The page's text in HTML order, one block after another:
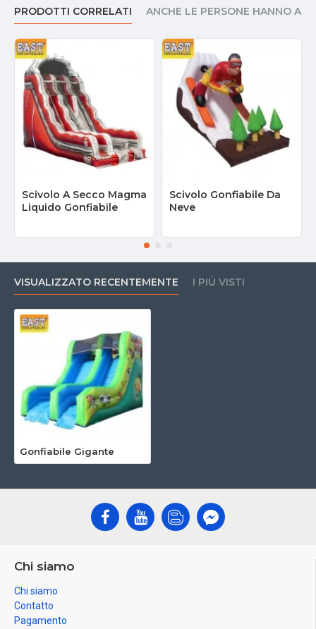
Q4: Quanto tempo serve per montarlo?
A: Bastano circa 5-10 minuti con il soffiatore incluso.
Q5: La spedizione è disponibile in tutta Italia?
A: Sì, spediamo in tutta Italia con consegna rapida e tracciabile.
PRODOTTI CORRELATI ANCHE LE PERSONE HANNO
Scivolo A Secco Magma
Liquido Gonfiabile
Scivolo Gonfiabile Da
Neve
VISUALIZZATO RECENTEMENTE I PIÙ VISTI
Gonfiabile Gigante
Chi siamo
Chi siamo
Contatto
Pagamento